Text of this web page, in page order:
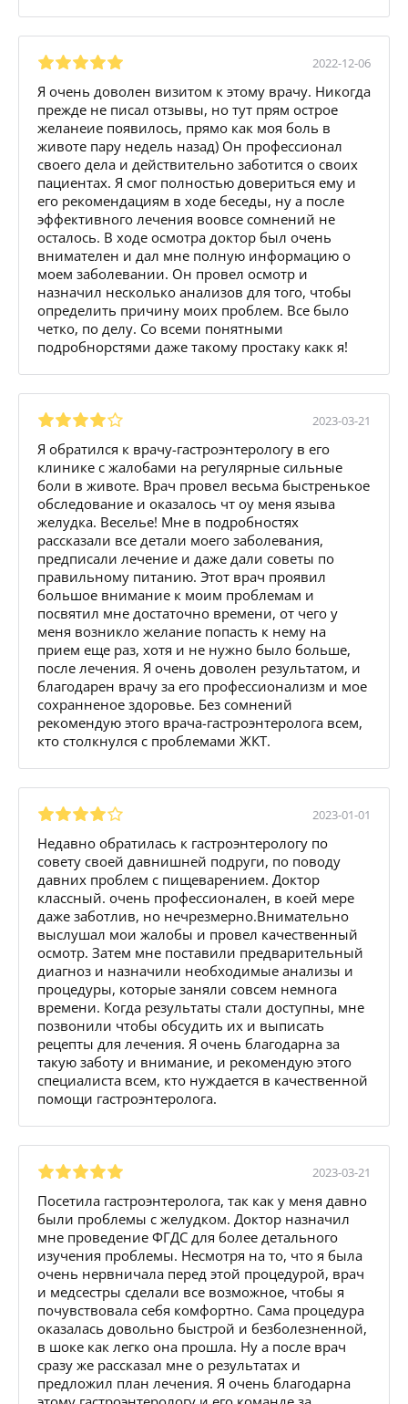
2022-12-06
Я очень доволен визитом к этому врачу. Никогда
прежде не писал отзывы, но тут прям острое
желанеие появилось, прямо как моя боль в
животе пару недель назад) Он профессионал
своего дела и действительно заботится о своих
пациентах. Я смог полностью довериться ему и
его рекомендациям в ходе беседы, ну а после
эффективного лечения воовсе сомнений не
осталось. В ходе осмотра доктор был очень
внимателен и дал мне полную информацию о
моем заболевании. Он провел осмотр и
назначил несколько анализов для того, чтобы
определить причину моих проблем. Все было
четко, по делу. Со всеми понятными
подробнорстями даже такому простаку какк я!
2023-03-21
Я обратился к врачу-гастроэнтерологу в его
клинике с жалобами на регулярные сильные
боли в животе. Врач провел весьма быстренькое
обследование и оказалось чт оу меня языва
желудка. Веселье! Мне в подробностях
рассказали все детали моего заболевания,
предписали лечение и даже дали советы по
правильному питанию. Этот врач проявил
большое внимание к моим проблемам и
посвятил мне достаточно времени, от чего у
меня возникло желание попасть к нему на
прием еще раз, хотя и не нужно было больше,
после лечения. Я очень доволен результатом, и
благодарен врачу за его профессионализм и мое
сохранненое здоровье. Без сомнений
рекомендую этого врача-гастроэнтеролога всем,
кто столкнулся с проблемами ЖКТ.
2023-01-01
Недавно обратилась к гастроэнтерологу по
совету своей давнишней подруги, по поводу
давних проблем с пищеварением. Доктор
классный. очень профессионален, в коей мере
даже заботлив, но нечрезмерно.Внимательно
выслушал мои жалобы и провел качественный
осмотр. Затем мне поставили предварительный
диагноз и назначили необходимые анализы и
процедуры, которые заняли совсем немнога
времени. Когда результаты стали доступны, мне
позвонили чтобы обсудить их и выписать
рецепты для лечения. Я очень благодарна за
такую заботу и внимание, и рекомендую этого
специалиста всем, кто нуждается в качественной
помощи гастроэнтеролога.
2023-03-21
Посетила гастроэнтеролога, так как у меня давно
были проблемы с желудком. Доктор назначил
мне проведение ФГДС для более детального
изучения проблемы. Несмотря на то, что я была
очень нервничала перед этой процедурой, врач
и медсестры сделали все возможное, чтобы я
почувствовала себя комфортно. Сама процедура
оказалась довольно быстрой и безболезненной,
в шоке как легко она прошла. Ну а после врач
сразу же рассказал мне о результатах и
предложил план лечения. Я очень благодарна